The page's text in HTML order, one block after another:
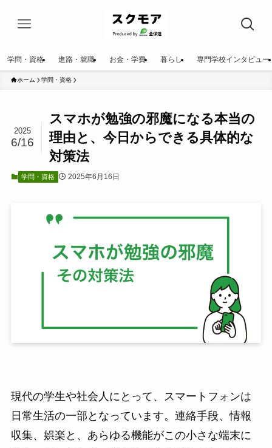
学問・資格 進路・就職 お金・学費 暮らし 専門学校インタビュー
ホーム 学問・資格
スマホが勉強の邪魔になる本当の
理由と、今日からできる具体的な
対策法
2025
6/16
学問・資格 2025年6月16日
現代の学生や社会人にとって、スマートフォンは
日常生活の一部となっています。連絡手段、情報
収集、娯楽と、あらゆる機能がこの小さな端末に